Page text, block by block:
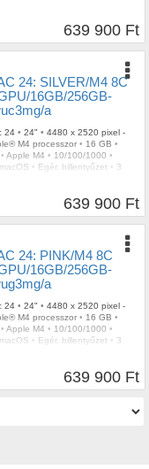
639 900 Ft
24: SILVER/M4 8C
16GB/256GB-
a
24 • 24" • 4480 x 2520 pixel -
M4 processzor • 16 GB •
• Apple M4 • 10/100/1000 •
macOS • Egér, billentyűzet • 3
639 900 Ft
24: PINK/M4 8C
16GB/256GB-
a
24 • 24" • 4480 x 2520 pixel -
M4 processzor • 16 GB •
• Apple M4 • 10/100/1000 •
macOS • Egér, billentyűzet • 3
639 900 Ft